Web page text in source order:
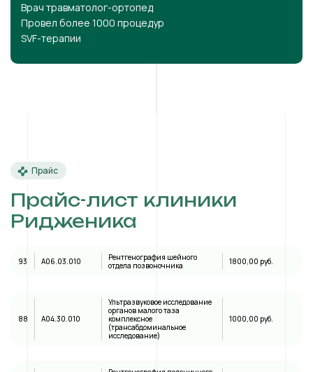
Врач травматолог-ортопед
Провел более 1000 процедур
SVF-терапии
Прайс
Прайс-лист клиники
Ридженика
93 A06.03.010
Рентгенография шейного
отдела позвоночника
1800,00 руб.
88 А04.30.010
Ультразвуковое исследование
органов малого таза
комплексное
(трансабдоминальное
исследование)
1000,00 руб.